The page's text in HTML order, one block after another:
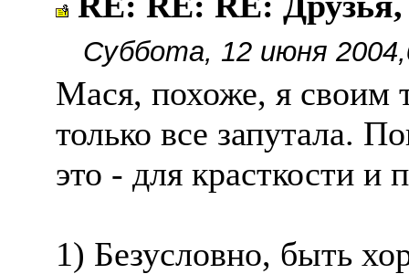
Суббота, 12 июня
Мася, похоже, я своим
только все запутала.
это - для красткости и
1) Безусловно, быть